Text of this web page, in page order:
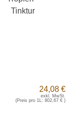
24,08 €
exkl. MwSt.
(Preis pro 1L: 802,67 €)